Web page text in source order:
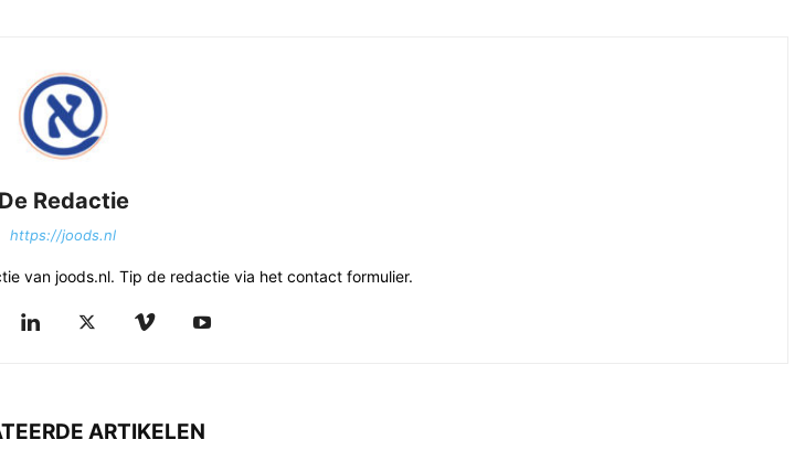
De Redactie
https://joods.nl
van joods.nl. Tip de redactie via het contact formulier.
ARTIKELEN